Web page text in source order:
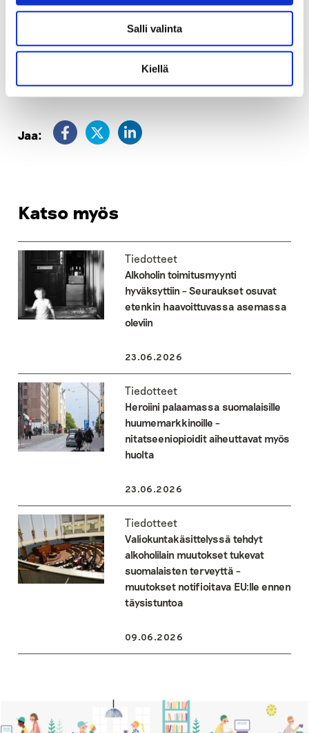
Salli valinta
Kiellä
– Räppimummo Eila IkäAkatemiassa(lataaminen
kestää jonkin aikaa; tietokoneessa tarvitaan QuickTime
Player -ohjelma)
Jaa:
Katso myös
Tiedotteet
Alkoholin toimitusmyynti
hyväksyttiin – Seuraukset osuvat
etenkin haavoittuvassa asemassa
oleviin
23.06.2026
Tiedotteet
Heroiini palaamassa suomalaisille
huumemarkkinoille –
nitatseeniopioidit aiheuttavat myös
huolta
23.06.2026
Tiedotteet
Valiokuntakäsittelyssä tehdyt
alkoholilain muutokset tukevat
suomalaisten terveyttä –
muutokset notifioitava EU:lle ennen
täysistuntoa
09.06.2026